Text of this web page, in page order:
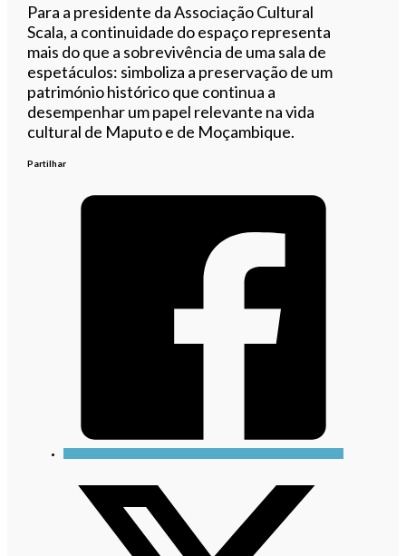
Para a presidente da Associação Cultural
Scala, a continuidade do espaço representa
mais do que a sobrevivência de uma sala de
espetáculos: simboliza a preservação de um
património histórico que continua a
desempenhar um papel relevante na vida
cultural de Maputo e de Moçambique.
Partilhar